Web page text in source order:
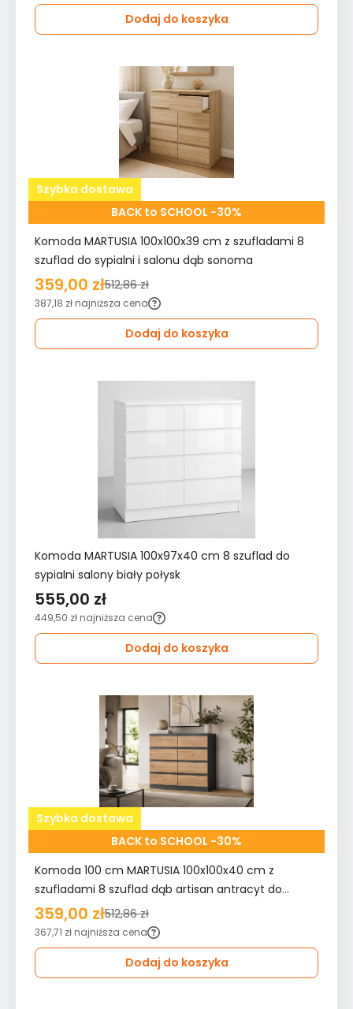
Dodaj do koszyka
Szybka dostawa
BACK to SCHOOL -30%
Komoda MARTUSIA 100x100x39 cm z szufladami 8
szuflad do sypialni i salonu dąb sonoma
359,00 zł512,86 zł
387,18 zł najniższa cena
Dodaj do koszyka
Komoda MARTUSIA 100x97x40 cm 8 szuflad do
sypialni salony biały połysk
555,00 zł
449,50 zł najniższa cena
Dodaj do koszyka
Szybka dostawa
BACK to SCHOOL -30%
Komoda 100 cm MARTUSIA 100x100x40 cm z
szufladami 8 szuflad dąb artisan antracyt do
sypialni i salonu
359,00 zł512,86 zł
367,71 zł najniższa cena
Dodaj do koszyka